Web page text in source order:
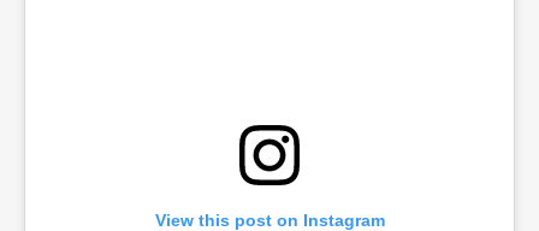
View this post on Instagram